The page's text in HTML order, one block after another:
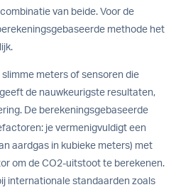
van beide. Voor de
methode het
meters of sensoren die
de nauwkeurigste resultaten,
De berekeningsgebaseerde
je vermenigvuldigt een
aardgas in kubieke meters) met
om de CO2-uitstoot te berekenen.
internationale standaarden zoals